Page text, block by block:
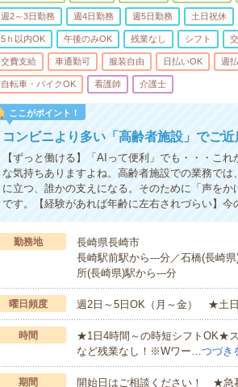
週2～3日勤務 週4日勤務 週5日勤務 土日祝休
5ｈ以内OK 午後のみOK 残業なし シフト
交費支給 車通勤可 服装自由 日払いOK 週
自転車・バイクOK 看護師 介護士
ここがポイント！
コンビニより多い「高齢者施設」でご
【ずっと働ける】「AIって便利」でも・・・こ
な気持ちありますよね。高齢者施設での業務で
に立つ、誰かの支えになる。そのために「声を
です。【経験があれば年齢に左右されづらい】今
勤務地
長崎県長崎市
長崎駅前駅から---分／石橋(長崎
所(長崎県)駅から---分
曜日頻度 週2日～5日OK（月～金） ★土
時間
★1日4時間～の時短シフトOK★
など残業なし！※Wワー…つづき
期間 開始日はご相談ください！ ★急